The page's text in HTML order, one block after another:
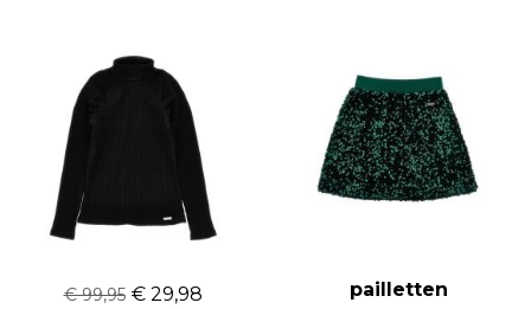
€ 99,95 € 29,98
pailletten